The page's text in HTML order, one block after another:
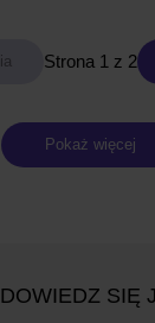
Strona 1 z 2
Pokaż więcej
DOWIEDZ SIĘ